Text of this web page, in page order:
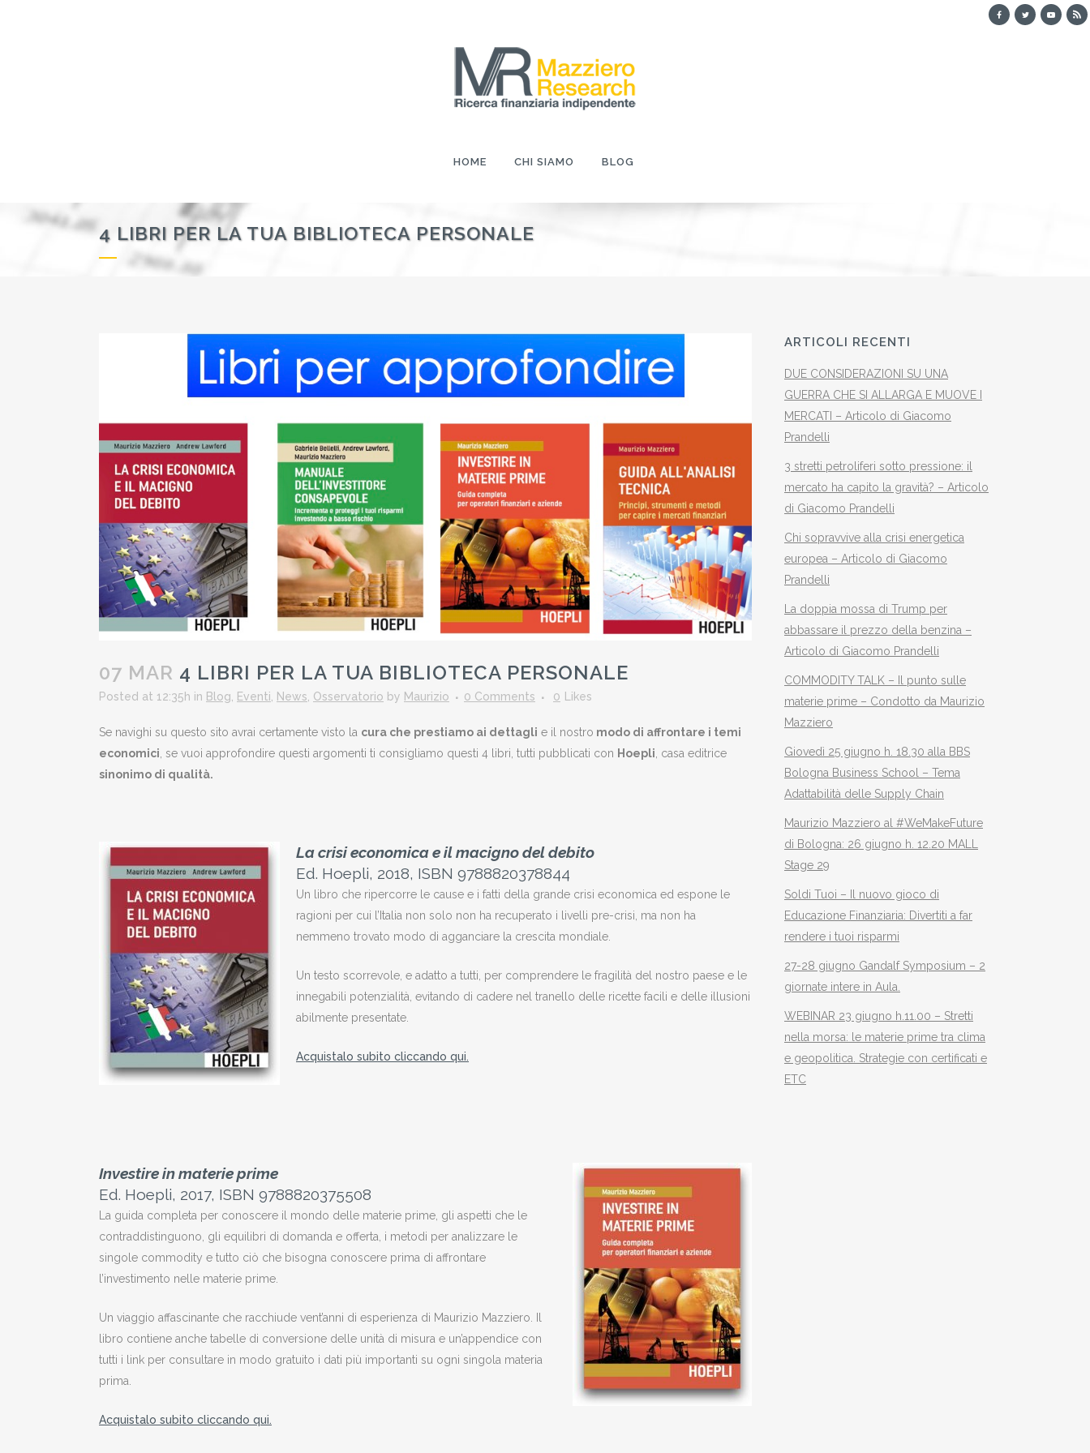
HOME CHI SIAMO BLOG
4 LIBRI PER LA TUA BIBLIOTECA PERSONALE
07 MAR 4 LIBRI PER LA TUA BIBLIOTECA PERSONALE
Posted at 12:35h in Blog, Eventi, News, Osservatorio by Maurizio 0 Comments 0 Likes
Se navighi su questo sito avrai certamente visto la cura che prestiamo ai dettagli e il nostro modo di affrontare i temi
economici, se vuoi approfondire questi argomenti ti consigliamo questi 4 libri, tutti pubblicati con Hoepli, casa editrice
sinonimo di qualità.
La crisi economica e il macigno del debito
Ed. Hoepli, 2018, ISBN 9788820378844
Un libro che ripercorre le cause e i fatti della grande crisi economica ed espone le
ragioni per cui l’Italia non solo non ha recuperato i livelli pre-crisi, ma non ha
nemmeno trovato modo di agganciare la crescita mondiale.
Un testo scorrevole, e adatto a tutti, per comprendere le fragilità del nostro paese e le
innegabili potenzialità, evitando di cadere nel tranello delle ricette facili e delle illusioni
abilmente presentate.
Acquistalo subito cliccando qui.
Investire in materie prime
Ed. Hoepli, 2017, ISBN 9788820375508
La guida completa per conoscere il mondo delle materie prime, gli aspetti che le
contraddistinguono, gli equilibri di domanda e offerta, i metodi per analizzare le
singole commodity e tutto ciò che bisogna conoscere prima di affrontare
l’investimento nelle materie prime.
Un viaggio affascinante che racchiude vent’anni di esperienza di Maurizio Mazziero. Il
libro contiene anche tabelle di conversione delle unità di misura e un’appendice con
tutti i link per consultare in modo gratuito i dati più importanti su ogni singola materia
prima.
Acquistalo subito cliccando qui.
ARTICOLI RECENTI
DUE CONSIDERAZIONI SU UNA
GUERRA CHE SI ALLARGA E MUOVE I
MERCATI – Articolo di Giacomo
Prandelli
3 stretti petroliferi sotto pressione: il
mercato ha capito la gravità? – Articolo
di Giacomo Prandelli
Chi sopravvive alla crisi energetica
europea – Articolo di Giacomo
Prandelli
La doppia mossa di Trump per
abbassare il prezzo della benzina –
Articolo di Giacomo Prandelli
COMMODITY TALK – Il punto sulle
materie prime – Condotto da Maurizio
Mazziero
Giovedì 25 giugno h. 18.30 alla BBS
Bologna Business School – Tema
Adattabilità delle Supply Chain
Maurizio Mazziero al #WeMakeFuture
di Bologna: 26 giugno h. 12.20 MALL
Stage 29
Soldi Tuoi – Il nuovo gioco di
Educazione Finanziaria: Divertiti a far
rendere i tuoi risparmi
27-28 giugno Gandalf Symposium – 2
giornate intere in Aula.
WEBINAR 23 giugno h.11.00 – Stretti
nella morsa: le materie prime tra clima
e geopolitica. Strategie con certificati e
ETC